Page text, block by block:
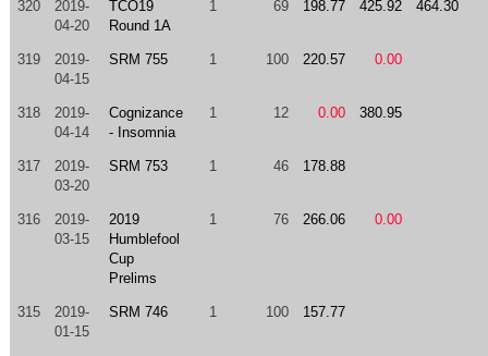
320
2019-
04-20
TCO19
Round 1A
1 69 198.77 425.92 464.30
319
2019-
04-15
SRM 755 1 100 220.57 0.00
318
2019-
04-14
Cognizance
- Insomnia
1 12 0.00 380.95
317
2019-
03-20
SRM 753 1 46 178.88
316
2019-
03-15
2019
Humblefool
Cup
Prelims
1 76 266.06 0.00
315
2019-
01-15
SRM 746 1 100 157.77